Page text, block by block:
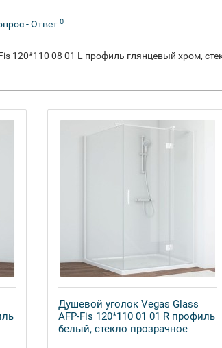
- Ответ 0
120*110 08 01 L профиль глянцевый хром,
Душевой уголок Vegas Glass
AFP-Fis 120*110 01 01 R профиль
белый, стекло прозрачное